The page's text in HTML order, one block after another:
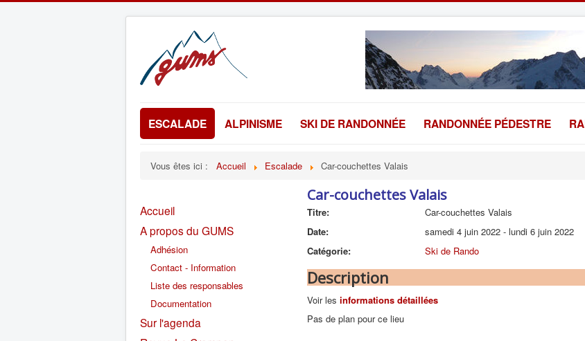
ESCALADE ALPINISME SKI DE RANDONNÉE RANDONNÉE PÉDESTRE
Vous êtes ici : Accueil Escalade Car-couchettes Valais
Accueil
A propos du GUMS
Adhésion
Contact - Information
Liste des responsables
Documentation
Sur l'agenda
Car-couchettes Valais
Titre:
Car-couchettes Valais
Date:
samedi 4 juin 2022 - lundi 6 juin 2022
Catégorie:
Ski de Rando
Description
Voir les informations détaillées
Pas de plan pour ce lieu